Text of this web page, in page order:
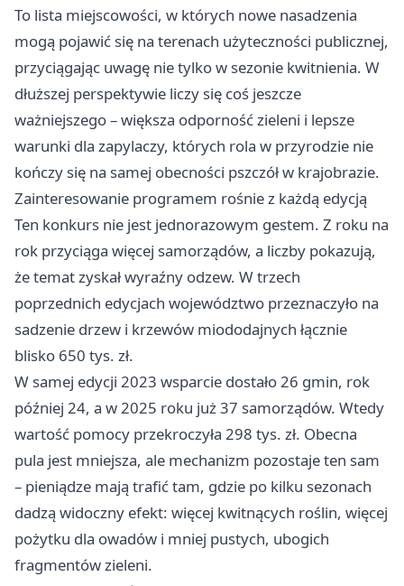
To lista miejscowości, w których nowe nasadzenia
mogą pojawić się na terenach użyteczności publicznej,
przyciągając uwagę nie tylko w sezonie kwitnienia. W
dłuższej perspektywie liczy się coś jeszcze
ważniejszego – większa odporność zieleni i lepsze
warunki dla zapylaczy, których rola w przyrodzie nie
kończy się na samej obecności pszczół w krajobrazie.
Zainteresowanie programem rośnie z każdą edycją
Ten konkurs nie jest jednorazowym gestem. Z roku na
rok przyciąga więcej samorządów, a liczby pokazują,
że temat zyskał wyraźny odzew. W trzech
poprzednich edycjach województwo przeznaczyło na
sadzenie drzew i krzewów miododajnych łącznie
blisko 650 tys. zł.
W samej edycji 2023 wsparcie dostało 26 gmin, rok
później 24, a w 2025 roku już 37 samorządów. Wtedy
wartość pomocy przekroczyła 298 tys. zł. Obecna
pula jest mniejsza, ale mechanizm pozostaje ten sam
– pieniądze mają trafić tam, gdzie po kilku sezonach
dadzą widoczny efekt: więcej kwitnących roślin, więcej
pożytku dla owadów i mniej pustych, ubogich
fragmentów zieleni.